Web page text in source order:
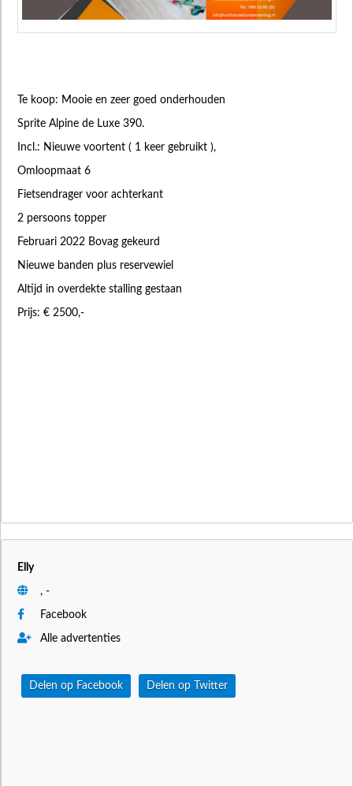
Te koop: Mooie en zeer goed onderhouden
Sprite Alpine de Luxe 390.
Incl.: Nieuwe voortent ( 1 keer gebruikt ),
Omloopmaat 6
Fietsendrager voor achterkant
2 persoons topper
Februari 2022 Bovag gekeurd
Nieuwe banden plus reservewiel
Altijd in overdekte stalling gestaan
Prijs: € 2500,-
Elly
, -
Facebook
Alle advertenties
Delen op Facebook Delen op Twitter